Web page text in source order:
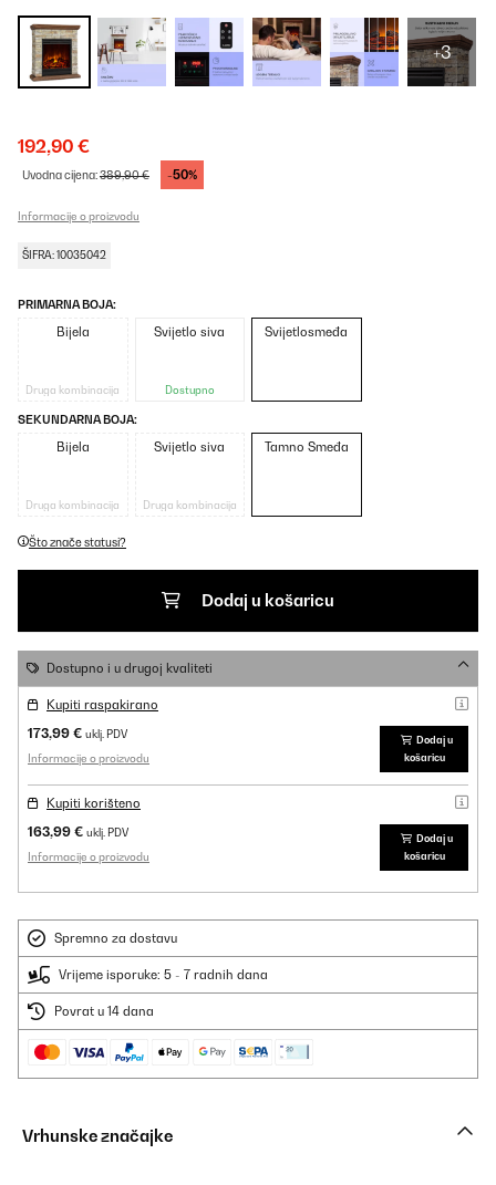
+3
192,90 €
Uvodna cijena:389,90 € -50%
Informacije o proizvodu
ŠIFRA: 10035042
PRIMARNA BOJA:
Bijela
Druga kombinacija
Svijetlo siva
Dostupno
Svijetlosmeđa
SEKUNDARNA BOJA:
Bijela
Druga kombinacija
Svijetlo siva
Druga kombinacija
Tamno Smeđa
Što znače statusi?
Dodaj u košaricu
Dostupno i u drugoj kvaliteti
Kupiti raspakirano
173,99 € uklj. PDV
Informacije o proizvodu
Dodaj u
košaricu
Kupiti korišteno
163,99 € uklj. PDV
Informacije o proizvodu
Dodaj u
košaricu
Spremno za dostavu
Vrijeme isporuke: 5 - 7 radnih dana
Povrat u 14 dana
Vrhunske značajke